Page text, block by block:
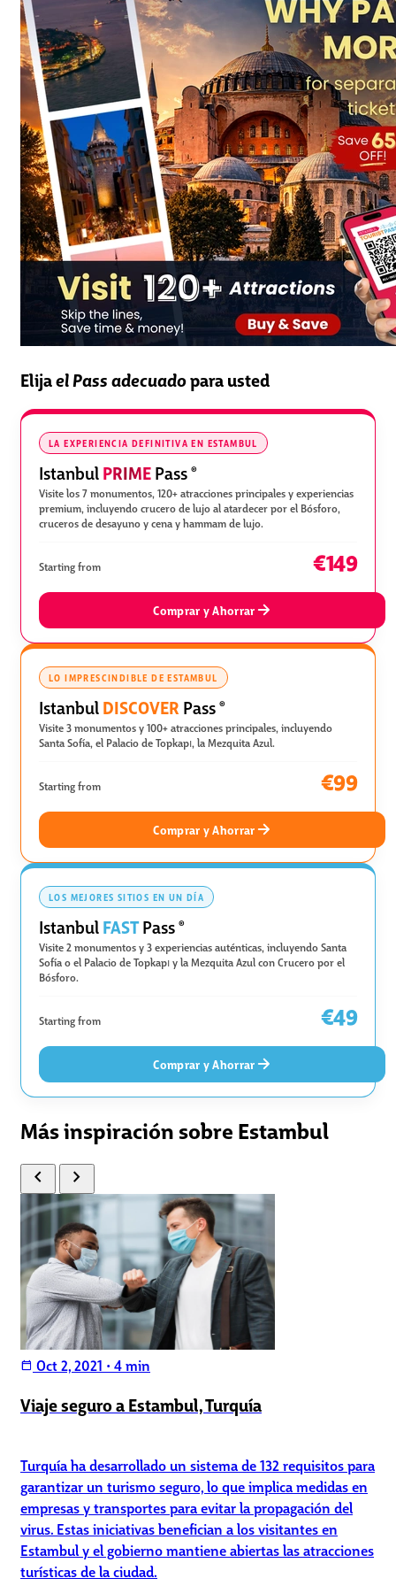
Elijael Pass adecuadopara usted
LA EXPERIENCIA DEFINITIVA EN ESTAMBUL
IstanbulPRIMEPass ®
Visite los 7 monumentos, 120+ atracciones principales y experiencias
premium, incluyendo crucero de lujo al atardecer por el Bósforo,
cruceros de desayuno y cena y hammam de lujo.
Starting from €149
Comprar y Ahorrar
LO IMPRESCINDIBLE DE ESTAMBUL
IstanbulDISCOVER Pass ®
Visite 3 monumentos y 100+ atracciones principales, incluyendo
Santa Sofía, el Palacio de Topkapı, la Mezquita Azul.
Starting from €99
Comprar y Ahorrar
LOS MEJORES SITIOS EN UN DÍA
IstanbulFASTPass ®
Visite 2 monumentos y 3 experiencias auténticas, incluyendo Santa
Sofía o el Palacio de Topkapı y la Mezquita Azul con Crucero por el
Bósforo.
Starting from €49
Comprar y Ahorrar
Más inspiración sobre Estambul
chevron_left chevron_right
calendar_today Oct 2, 2021 • 4 min
Viaje seguro a Estambul, Turquía
Turquía ha desarrollado un sistema de 132 requisitos para
garantizar un turismo seguro, lo que implica medidas en
empresas y transportes para evitar la propagación del
virus. Estas iniciativas benefician a los visitantes en
Estambul y el gobierno mantiene abiertas las atracciones
turísticas de la ciudad.